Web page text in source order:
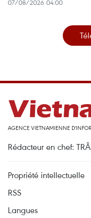
07/08/2026 04:00
AGENCE VIETNAMIENNE
Rédacteur en chef:
Propriété intellectuelle
RSS
Langues